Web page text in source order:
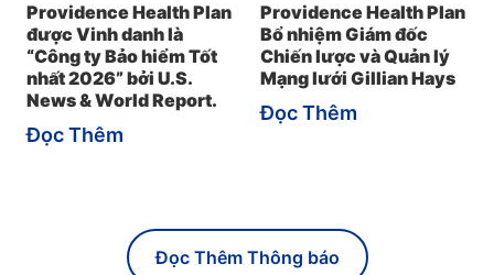
Providence Health Plan
được Vinh danh là
“Công ty Bảo hiểm Tốt
nhất 2026” bởi U.S.
News & World Report.
Đọc Thêm
Providence Health Plan
Bổ nhiệm Giám đốc
Chiến lược và Quản lý
Mạng lưới Gillian Hays
Đọc Thêm
Đọc Thêm Thông báo